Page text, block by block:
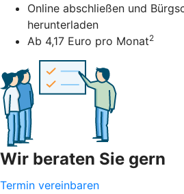
Online abschließen und
herunterladen
Ab 4,17 Euro pro Monat2
Wir beraten Sie gern
Termin vereinbaren